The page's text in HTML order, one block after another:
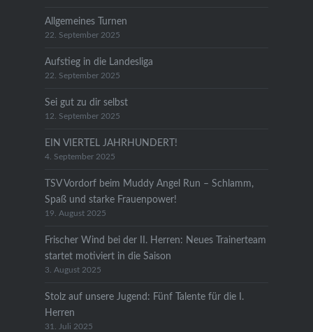
Allgemeines Turnen
22. September 2025
Aufstieg in die Landesliga
22. September 2025
Sei gut zu dir selbst
12. September 2025
EIN VIERTEL JAHRHUNDERT!
4. September 2025
TSV Vordorf beim Muddy Angel Run – Schlamm,
Spaß und starke Frauenpower!
19. August 2025
Frischer Wind bei der II. Herren: Neues Trainerteam
startet motiviert in die Saison
3. August 2025
Stolz auf unsere Jugend: Fünf Talente für die I.
Herren
31. Juli 2025